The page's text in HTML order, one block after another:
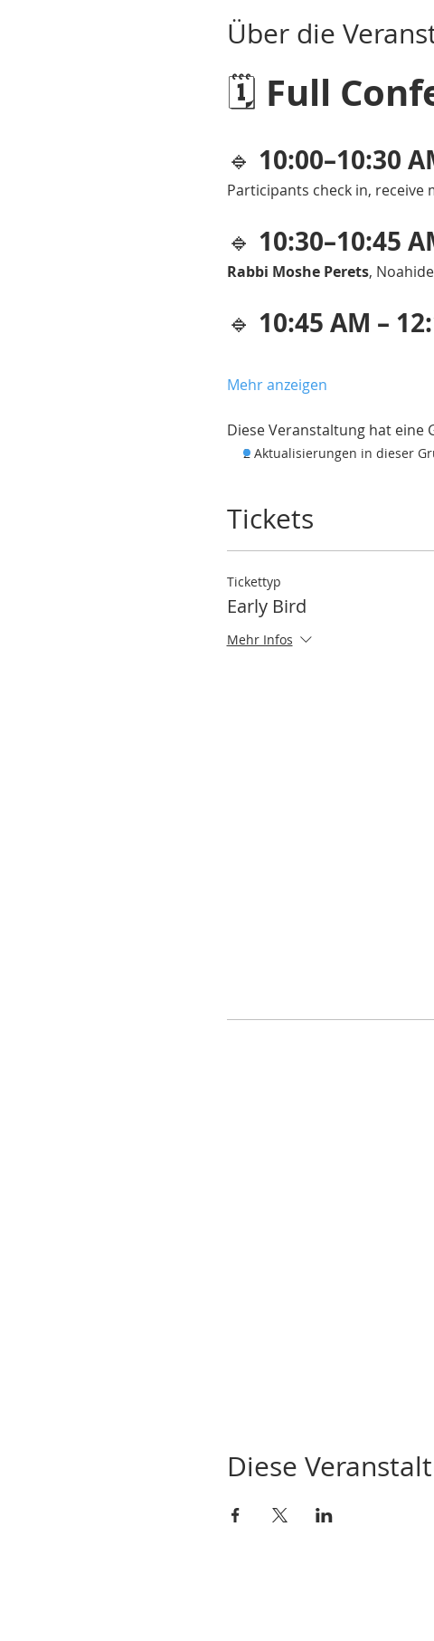
Über die
🗓 Full
🔹 10:00–10:30
Participants check in, receive
🔹 10:30–10:45
Rabbi Moshe Perets,
🔹 10:45 AM –
Mehr anzeigen
Diese Veranstaltung hat eine
2 Aktualisierungen in dieser
Tickets
Tickettyp
Early Bird
Mehr Infos
Diese